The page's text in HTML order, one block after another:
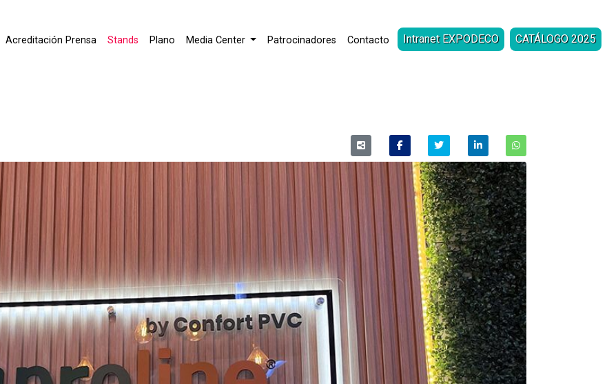
Acreditación Prensa Stands Plano Media Center Patrocinadores Contacto Intranet EXPODECO CATÁLOGO 2025